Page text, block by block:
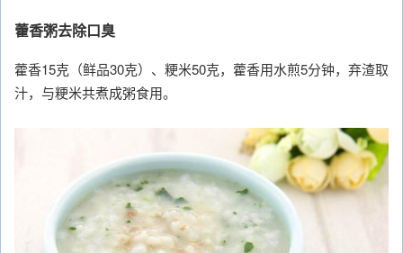
藿香粥去除口臭
藿香15克（鲜品30克）、粳米50克，藿香用水煎5分钟，弃渣取
汁，与粳米共煮成粥食用。